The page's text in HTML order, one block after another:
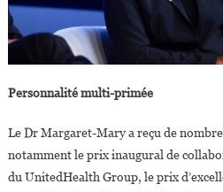
Personnalité multi-primée
Le Dr Margaret-Mary a reçu de
notamment le prix inaugural de
du UnitedHealth Group, le prix